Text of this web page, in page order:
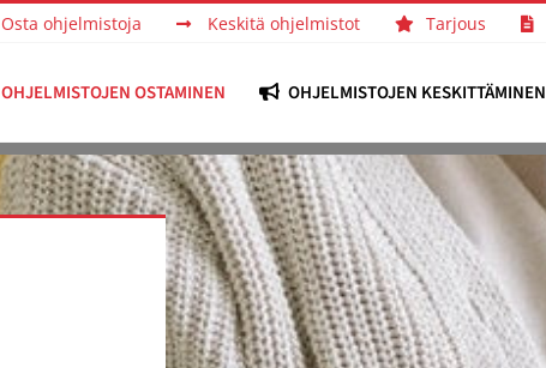
Osta ohjelmistoja Keskitä ohjelmistot Tarjous
OHJELMISTOJEN OSTAMINEN OHJELMISTOJEN KESKITTÄMINEN